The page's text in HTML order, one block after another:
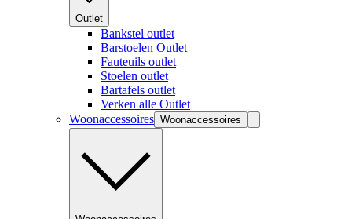
Outlet
Bankstel outlet
Barstoelen Outlet
Fauteuils outlet
Stoelen outlet
Bartafels outlet
Verken alle Outlet
Woonaccessoires Woonaccessoires